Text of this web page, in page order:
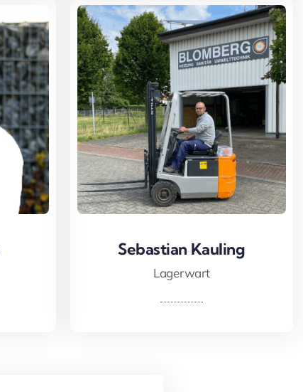
Sebastian Kauling
Lagerwart
Sebastian Kauling